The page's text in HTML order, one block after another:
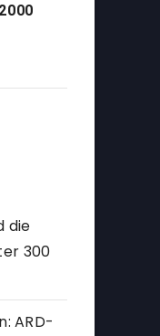
die
300
ARD-